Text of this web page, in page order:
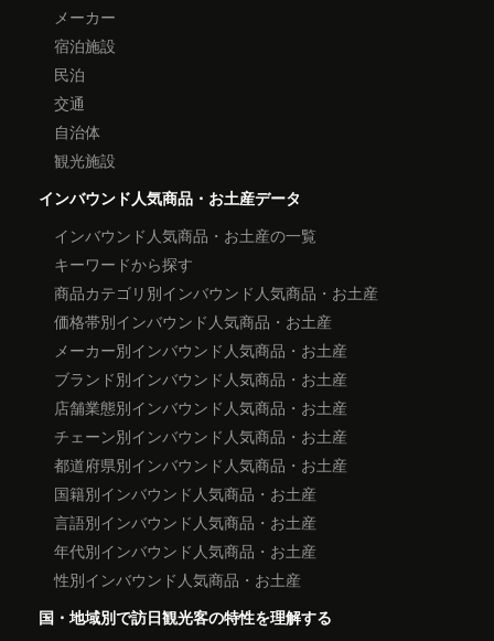
メーカー
宿泊施設
民泊
交通
自治体
観光施設
インバウンド人気商品・お土産データ
インバウンド人気商品・お土産の一覧
キーワードから探す
商品カテゴリ別インバウンド人気商品・お土産
価格帯別インバウンド人気商品・お土産
メーカー別インバウンド人気商品・お土産
ブランド別インバウンド人気商品・お土産
店舗業態別インバウンド人気商品・お土産
チェーン別インバウンド人気商品・お土産
都道府県別インバウンド人気商品・お土産
国籍別インバウンド人気商品・お土産
言語別インバウンド人気商品・お土産
年代別インバウンド人気商品・お土産
性別インバウンド人気商品・お土産
国・地域別で訪日観光客の特性を理解する